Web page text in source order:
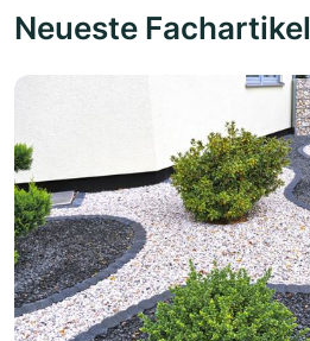
Neueste Fachartikel